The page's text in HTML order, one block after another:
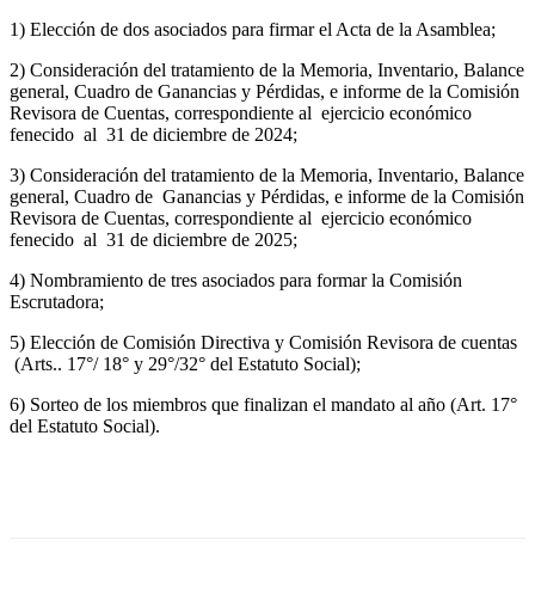
1) Elección de dos asociados para firmar el Acta de la Asamblea;
2) Consideración del tratamiento de la Memoria, Inventario, Balance
general, Cuadro de Ganancias y Pérdidas, e informe de la Comisión
Revisora de Cuentas, correspondiente al ejercicio económico
fenecido al 31 de diciembre de 2024;
3) Consideración del tratamiento de la Memoria, Inventario, Balance
general, Cuadro de Ganancias y Pérdidas, e informe de la Comisión
Revisora de Cuentas, correspondiente al ejercicio económico
fenecido al 31 de diciembre de 2025;
4) Nombramiento de tres asociados para formar la Comisión
Escrutadora;
5) Elección de Comisión Directiva y Comisión Revisora de cuentas
(Arts.. 17°/ 18° y 29°/32° del Estatuto Social);
6) Sorteo de los miembros que finalizan el mandato al año (Art. 17°
del Estatuto Social).